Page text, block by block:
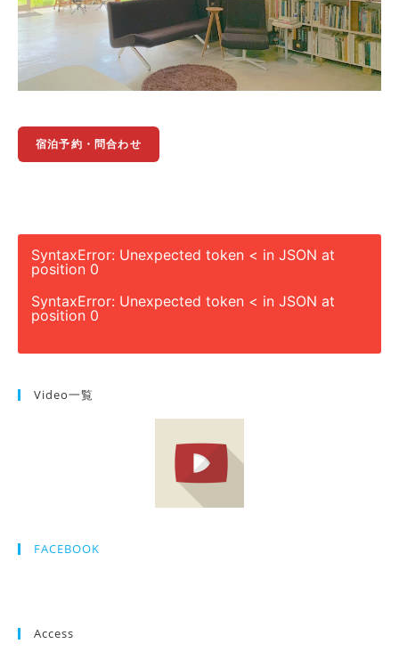
宿泊予約・問合わせ
SyntaxError: Unexpected token < in JSON at
position 0
SyntaxError: Unexpected token < in JSON at
position 0
Video一覧
FACEBOOK
Access